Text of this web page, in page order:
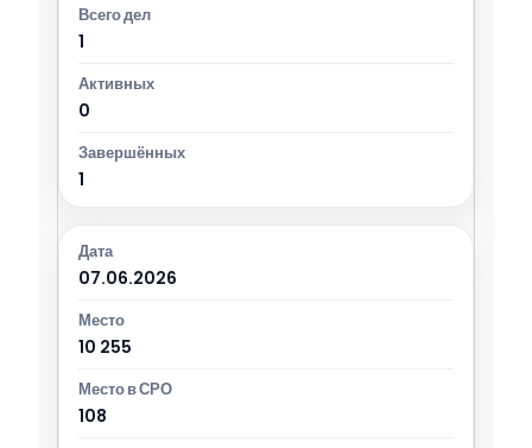
1
0
1
07.06.2026
10 255
108